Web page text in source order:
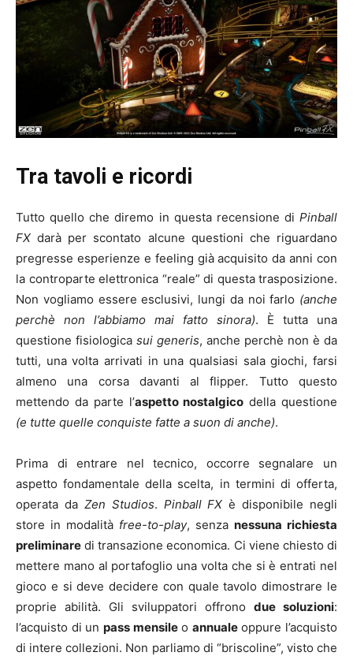
Tra tavoli e ricordi
Tutto quello che diremo in questa recensione di Pinball
FX darà per scontato alcune questioni che riguardano
pregresse esperienze e feeling già acquisito da anni con
la controparte elettronica “reale” di questa trasposizione.
Non vogliamo essere esclusivi, lungi da noi farlo (anche
perchè non l’abbiamo mai fatto sinora). È tutta una
questione fisiologica sui generis, anche perchè non è da
tutti, una volta arrivati in una qualsiasi sala giochi, farsi
almeno una corsa davanti al flipper. Tutto questo
mettendo da parte l’aspetto nostalgico della questione
(e tutte quelle conquiste fatte a suon di anche).
Prima di entrare nel tecnico, occorre segnalare un
aspetto fondamentale della scelta, in termini di offerta,
operata da Zen Studios. Pinball FX è disponibile negli
store in modalità free-to-play, senza nessuna richiesta
preliminare di transazione economica. Ci viene chiesto di
mettere mano al portafoglio una volta che si è entrati nel
gioco e si deve decidere con quale tavolo dimostrare le
proprie abilità. Gli sviluppatori offrono due soluzioni:
l’acquisto di un pass mensileo annualeoppure l’acquisto
di intere collezioni. Non parliamo di “briscoline”, visto che